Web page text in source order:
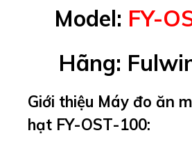
Model: FY-
Hãng:
Giới thiệu Máy đo ăn
hạt FY-OST-100: